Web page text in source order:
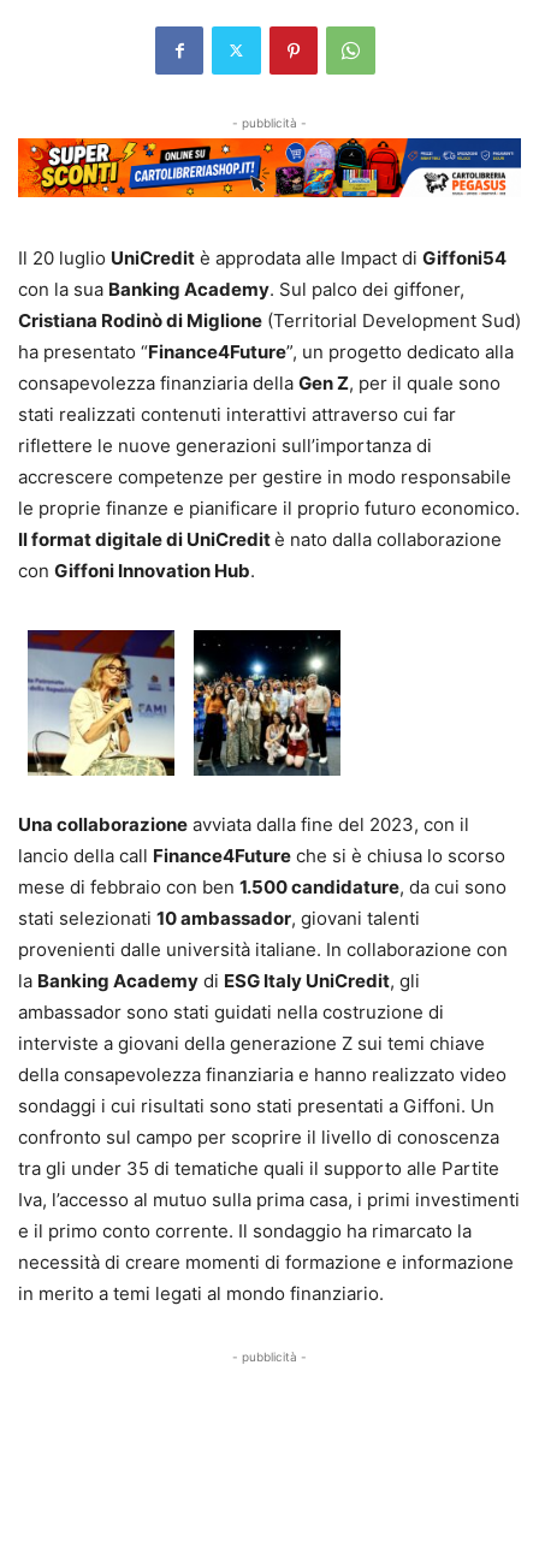
- pubblicità -
Il 20 luglio UniCredit è approdata alle Impact di Giffoni54
con la sua Banking Academy. Sul palco dei giffoner,
Cristiana Rodinò di Miglione (Territorial Development Sud)
ha presentato “Finance4Future”, un progetto dedicato alla
consapevolezza finanziaria della Gen Z, per il quale sono
stati realizzati contenuti interattivi attraverso cui far
riflettere le nuove generazioni sull’importanza di
accrescere competenze per gestire in modo responsabile
le proprie finanze e pianificare il proprio futuro economico.
Il format digitale di UniCreditè nato dalla collaborazione
con Giffoni Innovation Hub.
Una collaborazione avviata dalla fine del 2023, con il
lancio della call Finance4Future che si è chiusa lo scorso
mese di febbraio con ben 1.500 candidature, da cui sono
stati selezionati 10 ambassador, giovani talenti
provenienti dalle università italiane. In collaborazione con
la Banking Academy di ESG Italy UniCredit, gli
ambassador sono stati guidati nella costruzione di
interviste a giovani della generazione Z sui temi chiave
della consapevolezza finanziaria e hanno realizzato video
sondaggi i cui risultati sono stati presentati a Giffoni. Un
confronto sul campo per scoprire il livello di conoscenza
tra gli under 35 di tematiche quali il supporto alle Partite
Iva, l’accesso al mutuo sulla prima casa, i primi investimenti
e il primo conto corrente. Il sondaggio ha rimarcato la
necessità di creare momenti di formazione e informazione
in merito a temi legati al mondo finanziario.
- pubblicità -